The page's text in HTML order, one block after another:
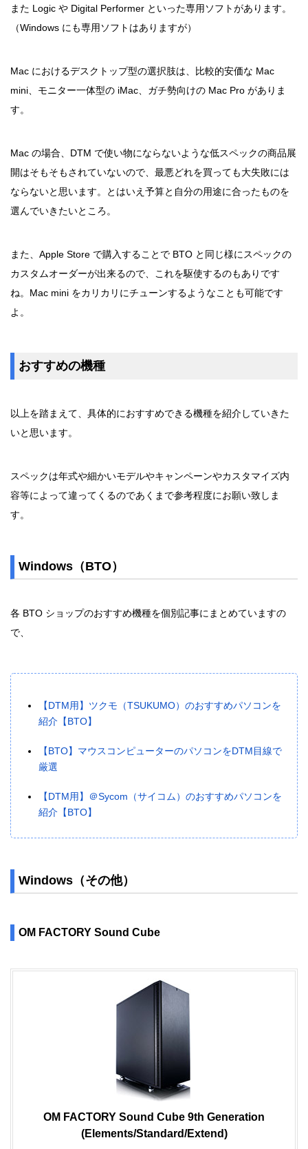
また Logic や Digital Performer といった専用ソフトがあります。
（Windows にも専用ソフトはありますが）
Mac におけるデスクトップ型の選択肢は、比較的安価な Mac
mini、モニター一体型の iMac、ガチ勢向けの Mac Pro がありま
す。
Mac の場合、DTM で使い物にならないような低スペックの商品展
開はそもそもされていないので、最悪どれを買っても大失敗には
ならないと思います。とはいえ予算と自分の用途に合ったものを
選んでいきたいところ。
また、Apple Store で購入することで BTO と同じ様にスペックの
カスタムオーダーが出来るので、これを駆使するのもありです
ね。Mac mini をカリカリにチューンするようなことも可能です
よ。
おすすめの機種
以上を踏まえて、具体的におすすめできる機種を紹介していきた
いと思います。
スペックは年式や細かいモデルやキャンペーンやカスタマイズ内
容等によって違ってくるのであくまで参考程度にお願い致しま
す。
Windows（BTO）
各 BTO ショップのおすすめ機種を個別記事にまとめていますの
で、
【DTM用】ツクモ（TSUKUMO）のおすすめパソコンを
紹介【BTO】
【BTO】マウスコンピューターのパソコンをDTM目線で
厳選
【DTM用】＠Sycom（サイコム）のおすすめパソコンを
紹介【BTO】
Windows（その他）
OM FACTORY Sound Cube
OM FACTORY Sound Cube 9th Generation
(Elements/Standard/Extend)